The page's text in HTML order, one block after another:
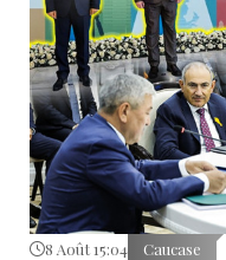
8 Août 15:04 Caucase